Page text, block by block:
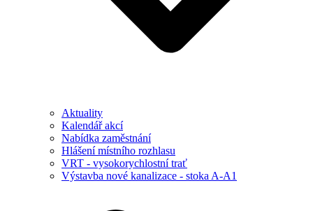
Aktuality
Kalendář akcí
Nabídka zaměstnání
Hlášení místního rozhlasu
VRT - vysokorychlostní trať
Výstavba nové kanalizace - stoka A-A1